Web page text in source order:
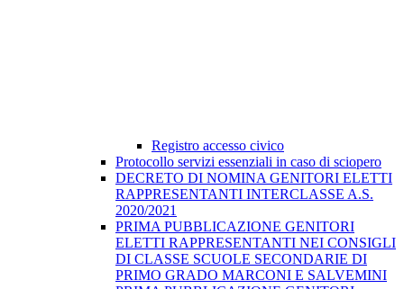
Registro accesso civico
Protocollo servizi essenziali in caso di sciopero
DECRETO DI NOMINA GENITORI ELETTI
RAPPRESENTANTI INTERCLASSE A.S.
2020/2021
PRIMA PUBBLICAZIONE GENITORI
ELETTI RAPPRESENTANTI NEI CONSIGLI
DI CLASSE SCUOLE SECONDARIE DI
PRIMO GRADO MARCONI E SALVEMINI